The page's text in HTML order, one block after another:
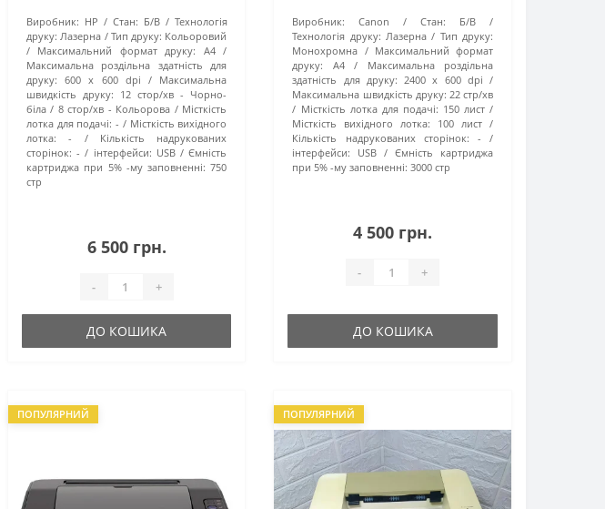
Виробник: HP Стан: Б/В
Технологія
друку: Лазерна Тип друку: Кольоровий
Максимальний формат друку:
A4
Максимальна роздільна здатність для
друку:
600 x 600 dpi
Максимальна
швидкість друку: 12 стор/хв - Чорно-
біла / 8 стор/хв - Кольорова
Місткість
лотка для подачі: -
Місткість вихідного
лотка:
-
Кількість надрукованих
сторінок: - інтерфейси: USB
Ємність
картриджа при 5% -му заповненні: 750
стр
6 500 грн.
- +
ДО КОШИКА
Виробник: Canon Стан:
Б/В
Технологія друку: Лазерна
Тип друку:
Монохромна
Максимальний формат
друку:
A4
Максимальна роздільна
здатність для друку: 2400 x 600 dpi
Максимальна швидкість друку: 22 стр/хв
Місткість лотка для подачі: 150 лист
Місткість вихідного лотка:
100 лист
Кількість надрукованих сторінок:
-
інтерфейси:
USB
Ємність картриджа
при 5% -му заповненні: 3000 стр
4 500 грн.
- +
ДО КОШИКА
ПОПУЛЯРНИЙ ПОПУЛЯРНИЙ